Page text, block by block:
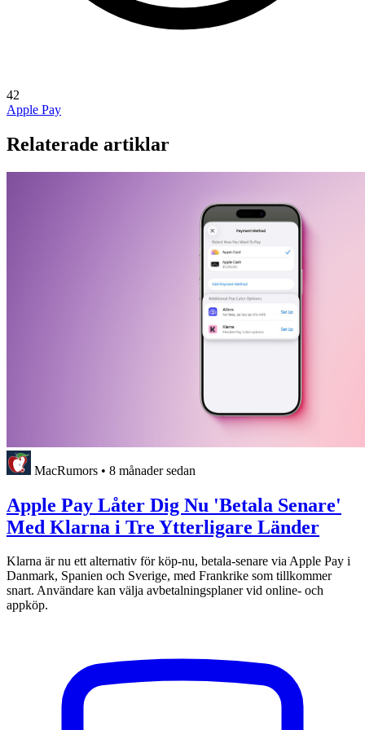
42
Apple Pay
Relaterade artiklar
MacRumors • 8 månader sedan
Apple Pay Låter Dig Nu 'Betala Senare'
Med Klarna i Tre Ytterligare Länder
Klarna är nu ett alternativ för köp-nu, betala-senare via Apple Pay i
Danmark, Spanien och Sverige, med Frankrike som tillkommer
snart. Användare kan välja avbetalningsplaner vid online- och
appköp.